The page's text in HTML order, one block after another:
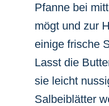
Pfanne bei
mögt und zur
einige frische
Lasst die
sie leicht
Salbeiblätter